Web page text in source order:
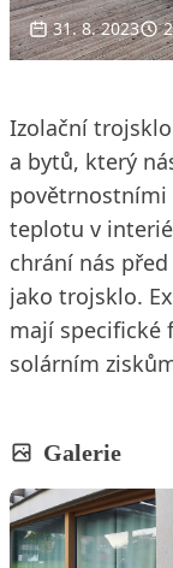
31. 8. 2023
Izolační
a bytů, který
povětrnostními
teplotu v
chrání nás
jako trojsklo.
mají specifické
solárním
Galerie